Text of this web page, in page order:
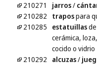
210271
jarros/
210282
trapospara
210285
estatuillasde
cerámica,
cocido o vidrio
210292
alcuzas/